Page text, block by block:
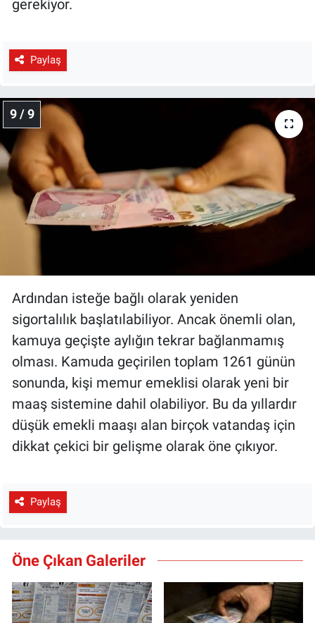
gerekiyor.
Paylaş
9 / 9
Ardından isteğe bağlı olarak yeniden
sigortalılık başlatılabiliyor. Ancak önemli olan,
kamuya geçişte aylığın tekrar bağlanmamış
olması. Kamuda geçirilen toplam 1261 günün
sonunda, kişi memur emeklisi olarak yeni bir
maaş sistemine dahil olabiliyor. Bu da yıllardır
düşük emekli maaşı alan birçok vatandaş için
dikkat çekici bir gelişme olarak öne çıkıyor.
Paylaş
Öne Çıkan Galeriler